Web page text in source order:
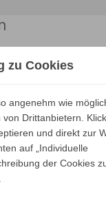
zu Cookies
angenehm wie
Drittanbietern.
und direkt zur
auf „Individuelle
der Cookies